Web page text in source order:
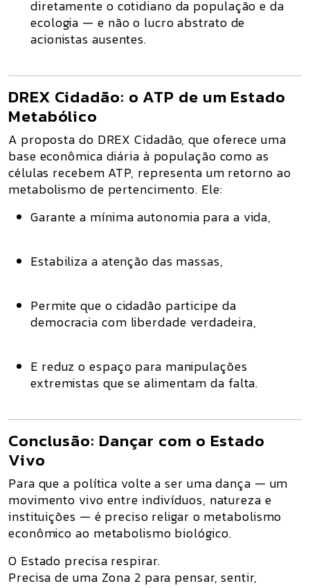
diretamente o cotidiano da população e da
ecologia — e não o lucro abstrato de
acionistas ausentes.
DREX Cidadão: o ATP de um Estado
Metabólico
A proposta do DREX Cidadão, que oferece uma
base econômica diária à população como as
células recebem ATP, representa um retorno ao
metabolismo de pertencimento. Ele:
Garante a mínima autonomia para a vida,
Estabiliza a atenção das massas,
Permite que o cidadão participe da
democracia com liberdade verdadeira,
E reduz o espaço para manipulações
extremistas que se alimentam da falta.
Conclusão: Dançar com o Estado
Vivo
Para que a política volte a ser uma dança — um
movimento vivo entre indivíduos, natureza e
instituições — é preciso religar o metabolismo
econômico ao metabolismo biológico.
O Estado precisa respirar.
Precisa de uma Zona 2 para pensar, sentir,